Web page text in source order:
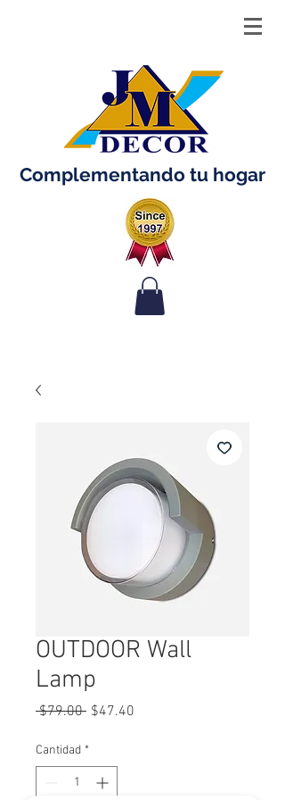
Complementando tu hogar
OUTDOOR Wall
Lamp
$79.00 Precio
$47.40
Cantidad *